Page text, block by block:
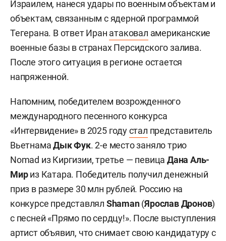
Израилем, нанеся удары по военным объектам и
объектам, связанным с ядерной программой
Тегерана. В ответ Иран атаковал американские
военные базы в странах Персидского залива.
После этого ситуация в регионе остается
напряженной.
Напомним, победителем возрожденного
международного песенного конкурса
«Интервидение» в 2025 годустал представитель
ВьетнамаДык Фук. 2-е место заняло трио
Nomad из Киргизии, третье — певица Дана Аль-
Мириз Катара. Победитель получил денежный
приз в размере 30 млн рублей. Россию на
конкурсе представлял Shaman(Ярослав Дронов)
с песней «Прямо по сердцу!». После выступления
артист объявил, что снимает свою кандидатуру с